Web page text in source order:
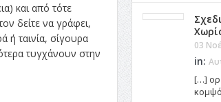
και από τότε
δείτε να γράφει,
ή ταινία, σίγουρα
τυγχάνουν στην
03 Νοέ
in:
[…]